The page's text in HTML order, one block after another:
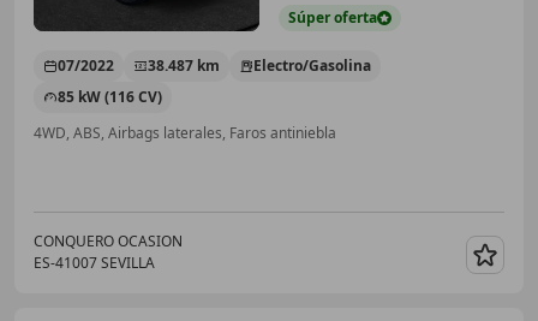
Súperoferta
07/2022 38.487 km
Electro/Gasolina
85 kW (116 CV)
4WD, ABS, Airbags laterales, Faros antiniebla
CONQUERO OCASION
ES-41007 SEVILLA